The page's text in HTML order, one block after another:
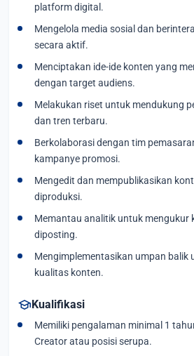
platform digital.
Mengelola media sosial dan
secara aktif.
Menciptakan ide-ide konten yang
dengan target audiens.
Melakukan riset untuk mendukung
dan tren terbaru.
Berkolaborasi dengan tim
kampanye promosi.
Mengedit dan mempublikasikan
diproduksi.
Memantau analitik untuk mengukur
diposting.
Mengimplementasikan umpan balik
kualitas konten.
schoolKualifikasi
Memiliki pengalaman minimal 1
Creator atau posisi serupa.